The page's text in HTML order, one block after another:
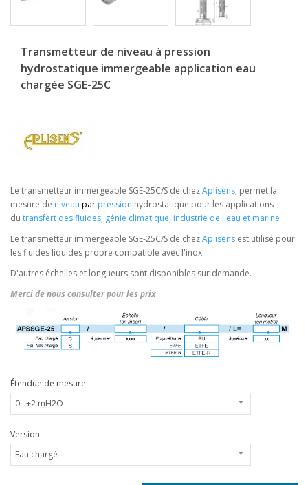
Transmetteur de niveau à pression
hydrostatique immergeable application eau
chargée SGE-25C
Le transmetteur immergeable SGE-25C/S de chezAplisens, permet la
mesure de niveau par pression hydrostatique pour les applications
du transfert des fluides, génie climatique, industrie de l'eau et marine
Le transmetteur immergeable SGE-25C/S de chezAplisens est utilisé pour
les fluides liquides propre compatible avec l'inox.
D'autres échelles et longueurs sont disponibles sur demande.
Merci de nous consulter pour les prix
Étendue de mesure :
Version :